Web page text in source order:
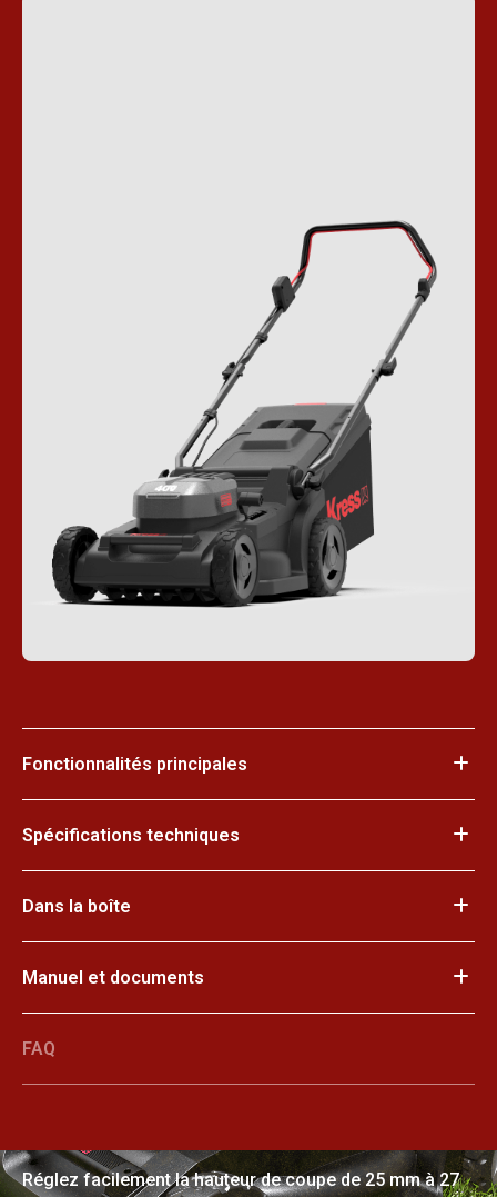
Fonctionnalités principales
Spécifications techniques
Dans la boîte
Manuel et documents
FAQ
Réglez facilement la hauteur de coupe de 25 mm à 27